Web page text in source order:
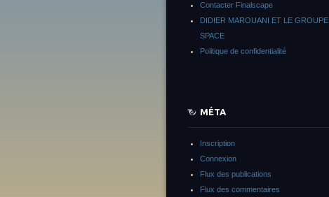
Contacter Finalscape
DIDIER MAROUANI ET LE GROUPE
SPACE
Politique de confidentialité
MÉTA
Inscription
Connexion
Flux des publications
Flux des commentaires